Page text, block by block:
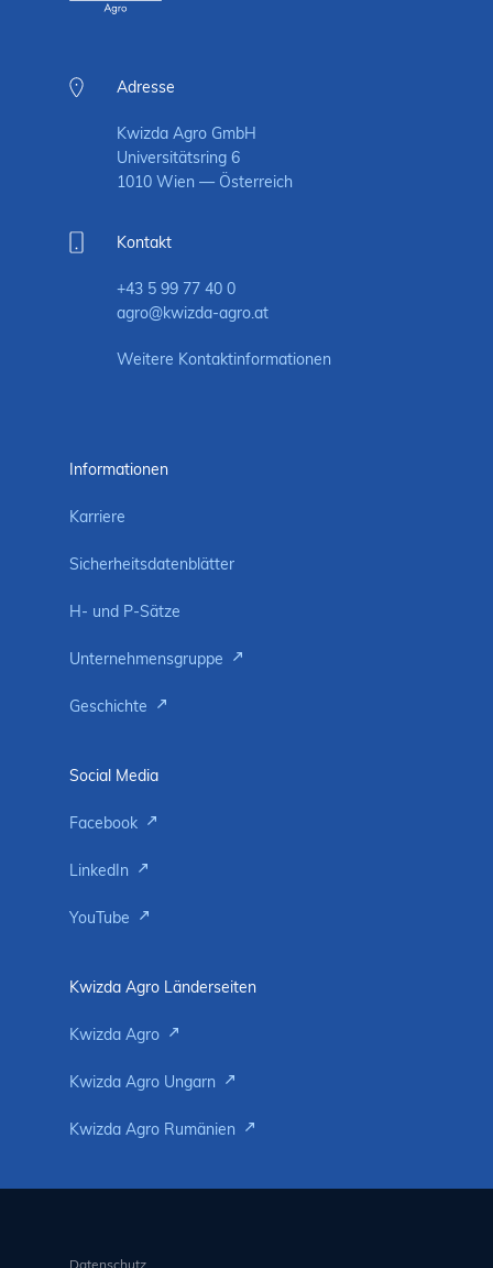
Adresse
Kwizda Agro GmbH
Universitätsring 6
1010 Wien — Österreich
Kontakt
+43 5 99 77 40 0
agro@kwizda-agro.at
Weitere Kontaktinformationen
Informationen
Karriere
Sicherheitsdatenblätter
H- und P-Sätze
Unternehmensgruppe
Geschichte
Social Media
Facebook
LinkedIn
YouTube
Kwizda Agro Länderseiten
Kwizda Agro
Kwizda Agro Ungarn
Kwizda Agro Rumänien
Datenschutz